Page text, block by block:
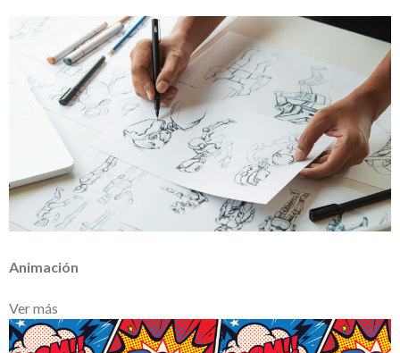
Animación
Ver más